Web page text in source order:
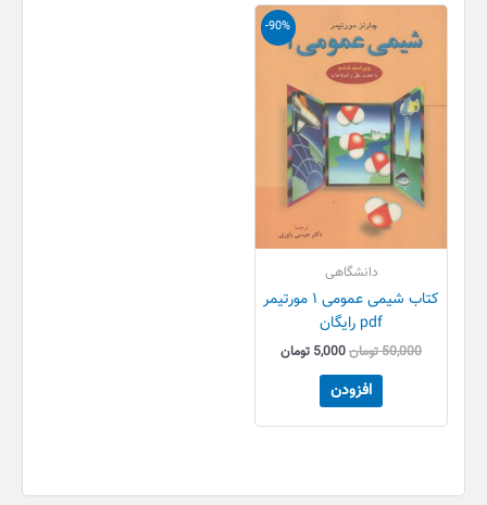
-90%
دانشگاهی
کتاب شیمی عمومی ۱ مورتیمر
pdf رایگان
50,000تومان
قیمت
اصلی
50,000 تومان
بود.
5,000 تومان
قیمت
فعلی
افزودن